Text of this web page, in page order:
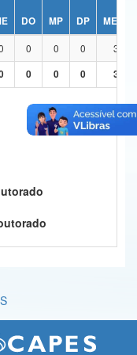
DO MP DP
ME/DO
0 0 0
39
0 0 0 39